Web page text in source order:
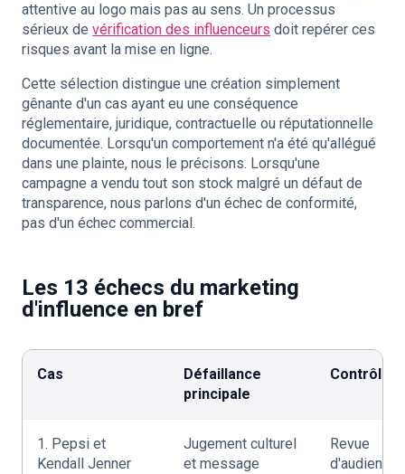
attentive au logo mais pas au sens. Un processus
sérieux de vérification des influenceurs doit repérer ces
risques avant la mise en ligne.
Cette sélection distingue une création simplement
gênante d'un cas ayant eu une conséquence
réglementaire, juridique, contractuelle ou réputationnelle
documentée. Lorsqu'un comportement n'a été qu'allégué
dans une plainte, nous le précisons. Lorsqu'une
campagne a vendu tout son stock malgré un défaut de
transparence, nous parlons d'un échec de conformité,
pas d'un échec commercial.
Les 13 échecs du marketing
d'influence en bref
Cas
Défaillance
principale
Contrôle
1. Pepsi et
Kendall Jenner
Jugement culturel
et message
Revue
d'audience